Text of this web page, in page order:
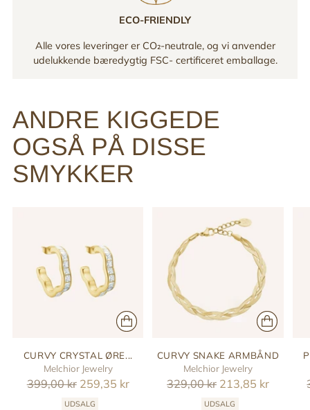
ECO-FRIENDLY
Alle vores leveringer er CO₂-neutrale, og vi anvender
udelukkende bæredygtig FSC- certificeret emballage.
ANDRE KIGGEDE
OGSÅ PÅ DISSE
SMYKKER
CURVY CRYSTAL ØRE...
Melchior Jewelry
Reguler
399,00 kr 259,35 kr
UDSALG
CURVY SNAKE ARMBÅND
Melchior Jewelry
Reguler
329,00 kr 213,85 kr
UDSALG